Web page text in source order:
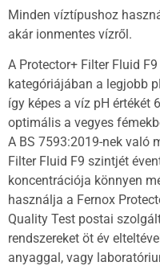
Minden víztípushoz
akár ionmentes vízről.
A Protector+ Filter Fluid
kategóriájában a legjobb
így képes a víz pH értékét
optimális a vegyes
A BS 7593:2019-nek való
Filter Fluid F9 szintjét
koncentrációja könnyen
használja a Fernox
Quality Test postai
rendszereket öt év
anyaggal, vagy